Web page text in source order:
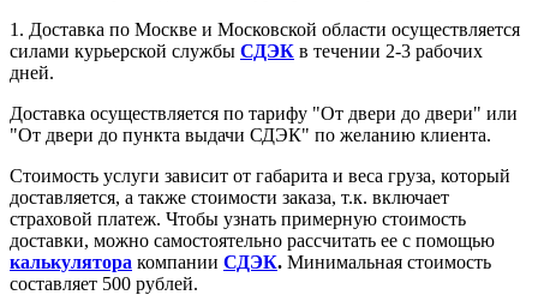
1. Доставка по Москве и Московской области осуществляется
силами курьерской службы СДЭК в течении 2-3 рабочих
дней.
Доставка осуществляется по тарифу "От двери до двери" или
"От двери до пункта выдачи СДЭК" по желанию клиента.
Стоимость услуги зависит от габарита и веса груза, который
доставляется, а также стоимости заказа, т.к. включает
страховой платеж. Чтобы узнать примерную стоимость
доставки, можно самостоятельно рассчитать ее с помощью
калькулятора компании СДЭК. Минимальная стоимость
составляет 500 рублей.